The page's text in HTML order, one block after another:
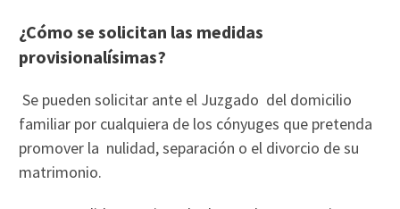
¿Cómo se solicitan las medidas
provisionalísimas?
Se pueden solicitar ante el Juzgado del domicilio
familiar por cualquiera de los cónyuges que pretenda
promover la nulidad, separación o el divorcio de su
matrimonio.